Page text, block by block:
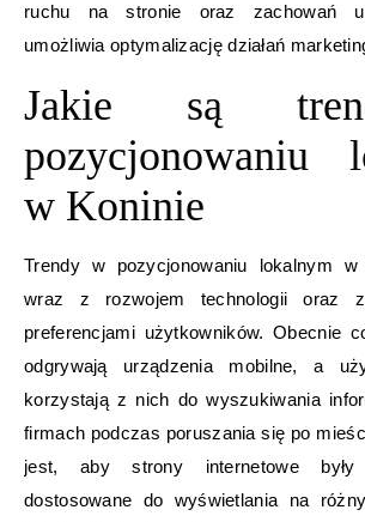
ruchu na stronie oraz zachowań
umożliwia optymalizację działań
Jakie są
pozycjonowaniu
w Koninie
Trendy w pozycjonowaniu lokalnym w
wraz z rozwojem technologii oraz
preferencjami użytkowników. Obecnie
odgrywają urządzenia mobilne, a
korzystają z nich do wyszukiwania
firmach podczas poruszania się po
jest, aby strony internetowe
dostosowane do wyświetlania na